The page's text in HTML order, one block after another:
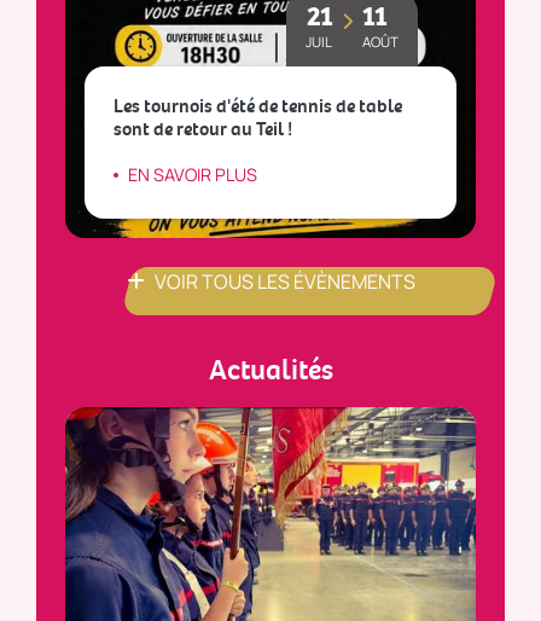
21
JUIL
11
AOÛT
Les tournois d'été de tennis de table
sont de retour au Teil !
EN SAVOIR PLUS
VOIR TOUS LES ÉVÈNEMENTS
Actualités